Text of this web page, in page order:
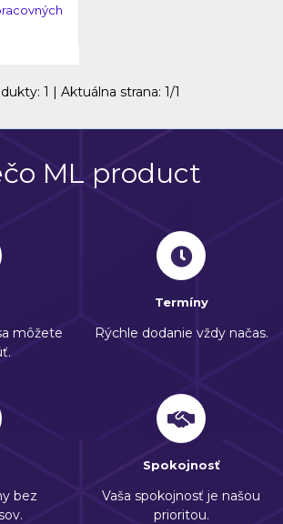
1 | Aktuálna strana: 1/1
ML product
môžete
Termíny
Rýchle dodanie vždy načas.
bez
Spokojnosť
Vaša spokojnosť je našou
prioritou.